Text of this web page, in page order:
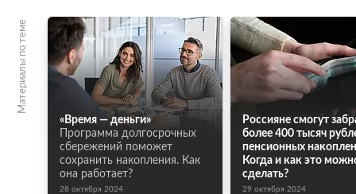
Материалы по теме
«Время — деньги»
Программа долгосрочных
сбережений поможет
сохранить накопления. Как
она работает?
28 октября 2024
Россияне смогут
более 400 тысяч
пенсионных
Когда и как это
сделать?
29 октября 2024